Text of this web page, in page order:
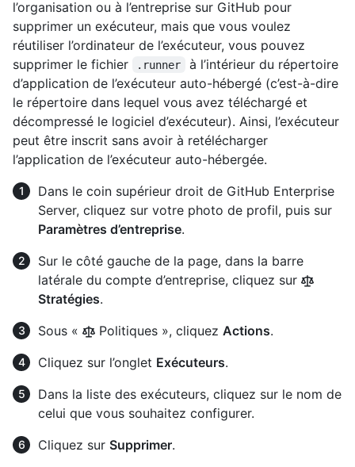
l’organisation ou à l’entreprise sur GitHub pour
supprimer un exécuteur, mais que vous voulez
réutiliser l’ordinateur de l’exécuteur, vous pouvez
supprimer le fichier
.runner
à l’intérieur du répertoire
d’application de l’exécuteur auto-hébergé (c’est-à-dire
le répertoire dans lequel vous avez téléchargé et
décompressé le logiciel d’exécuteur). Ainsi, l’exécuteur
peut être inscrit sans avoir à retélécharger
l’application de l’exécuteur auto-hébergée.
Dans le coin supérieur droit de GitHub Enterprise
Server, cliquez sur votre photo de profil, puis sur
Paramètres d’entreprise.
Sur le côté gauche de la page, dans la barre
latérale du compte d’entreprise, cliquez sur
Stratégies.
Sous «
Politiques », cliquez Actions.
Cliquez sur l’onglet Exécuteurs.
Dans la liste des exécuteurs, cliquez sur le nom de
celui que vous souhaitez configurer.
Cliquez sur Supprimer.